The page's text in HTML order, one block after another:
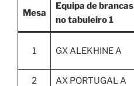
Mesa
Equipa de brancas
no tabuleiro 1
1 GX ALEKHINE A
2 AX PORTUGAL A